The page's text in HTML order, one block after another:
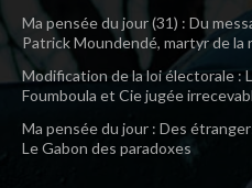
Ma pensée du jour (31) : Du
Patrick Moundendé, martyr de la
Modification de la loi électorale :
Foumboula et Cie jugée
Ma pensée du jour : Des
Le Gabon des paradoxes